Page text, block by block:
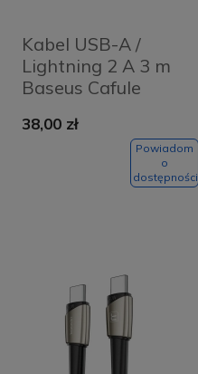
Kabel USB-A /
Lightning 2 A 3 m
Baseus Cafule
czerwony
38,00 zł
Powiadom
o
dostępności